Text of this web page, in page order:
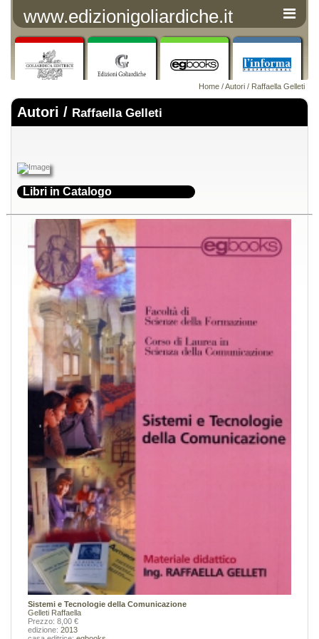
www.edizionigoliardiche.it
Home /Autori / Raffaella Gelleti
Autori / Raffaella Gelleti
Libri in Catalogo
Sistemi e Tecnologie della Comunicazione
Gelleti Raffaella
Prezzo: 8,00 €
edizione: 2013